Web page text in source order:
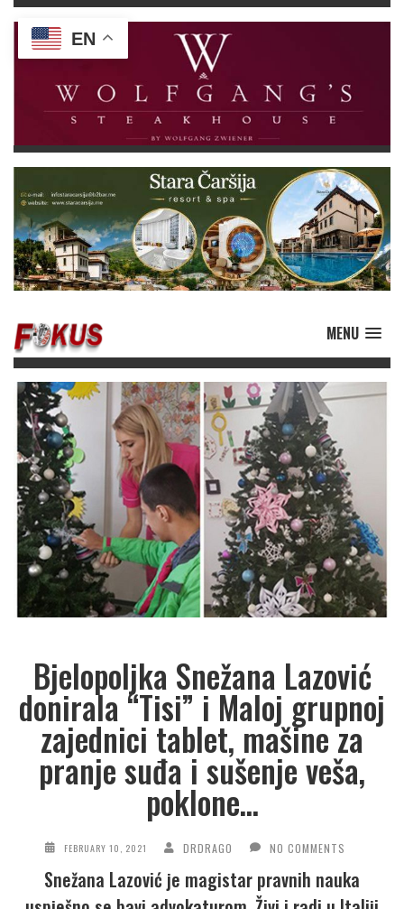
MENU
Bjelopoljka Snežana Lazović
donirala “Tisi” i Maloj grupnoj
zajednici tablet, mašine za
pranje suđa i sušenje veša,
poklone…
FEBRUARY 10, 2021 DRDRAGO NO COMMENTS
Snežana Lazović je magistar pravnih nauka
EN